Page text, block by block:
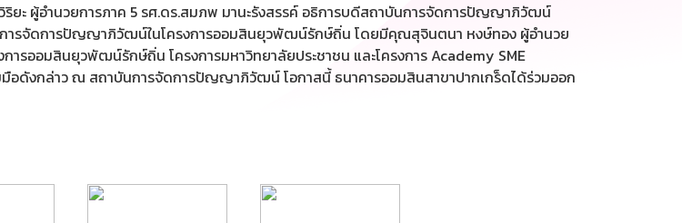
ะ ผู้อำนวยการภาค 5 รศ.ดร.สมภพ มานะรังสรรค์ อธิการบดีสถาบันการจัดการปัญญาภิวัฒน์
ารจัดการปัญญาภิวัฒน์ในโครงการออมสินยุวพัฒน์รักษ์ถิ่น โดยมีคุณสุจินตนา หงษ์ทอง ผู้อำนวย
รออมสินยุวพัฒน์รักษ์ถิ่น โครงการมหาวิทยาลัยประชาชน และโครงการ Academy SME
ดังกล่าว ณ สถาบันการจัดการปัญญาภิวัฒน์ โอกาสนี้ ธนาคารออมสินสาขาปากเกร็ดได้ร่วมออก